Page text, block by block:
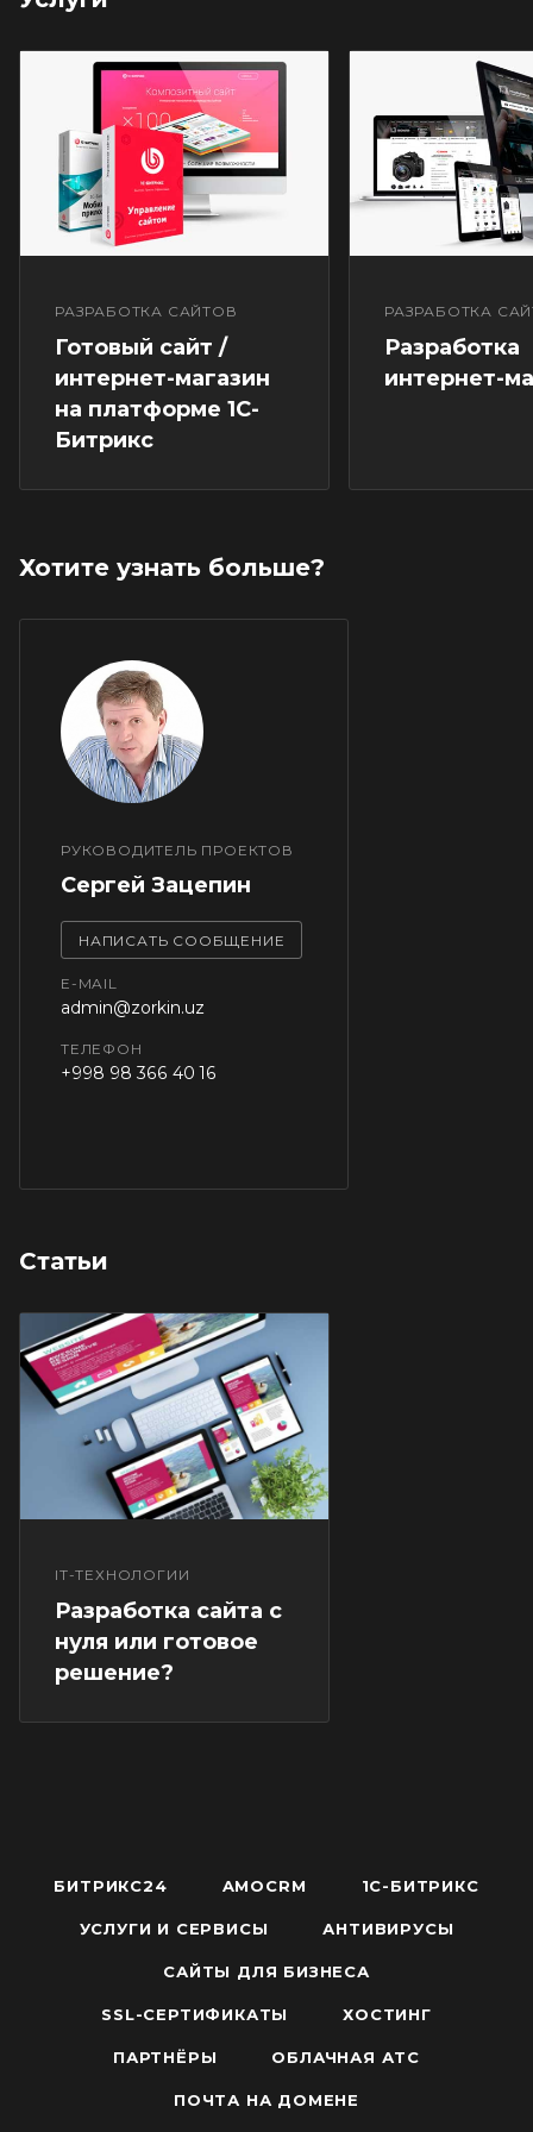
Доступно несколько видов отображения
Профессиональный функционал.Весь
необходимый современному интернет-магазину
функционал и последние «фишки» «Битрикса» уже
включены..
РАЗРАБОТКА САЙТОВ
Готовый сайт /
интернет-магазин
на платформе 1С-
Битрикс
РАЗРАБОТКА
Разработка
интернет-
Хотите узнать больше?
РУКОВОДИТЕЛЬ ПРОЕКТОВ
Сергей Зацепин
НАПИСАТЬ СООБЩЕНИЕ
E-MAIL
admin@zorkin.uz
ТЕЛЕФОН
+998 98 366 40 16
Статьи
IT-ТЕХНОЛОГИИ
Разработка сайта с
нуля или готовое
решение?
БИТРИКС24 AMOCRM 1С-БИТРИКС
УСЛУГИ И СЕРВИСЫ АНТИВИРУСЫ
САЙТЫ ДЛЯ БИЗНЕСА
SSL-СЕРТИФИКАТЫ ХОСТИНГ
ПАРТНЁРЫ ОБЛАЧНАЯ АТС
ПОЧТА НА ДОМЕНЕ